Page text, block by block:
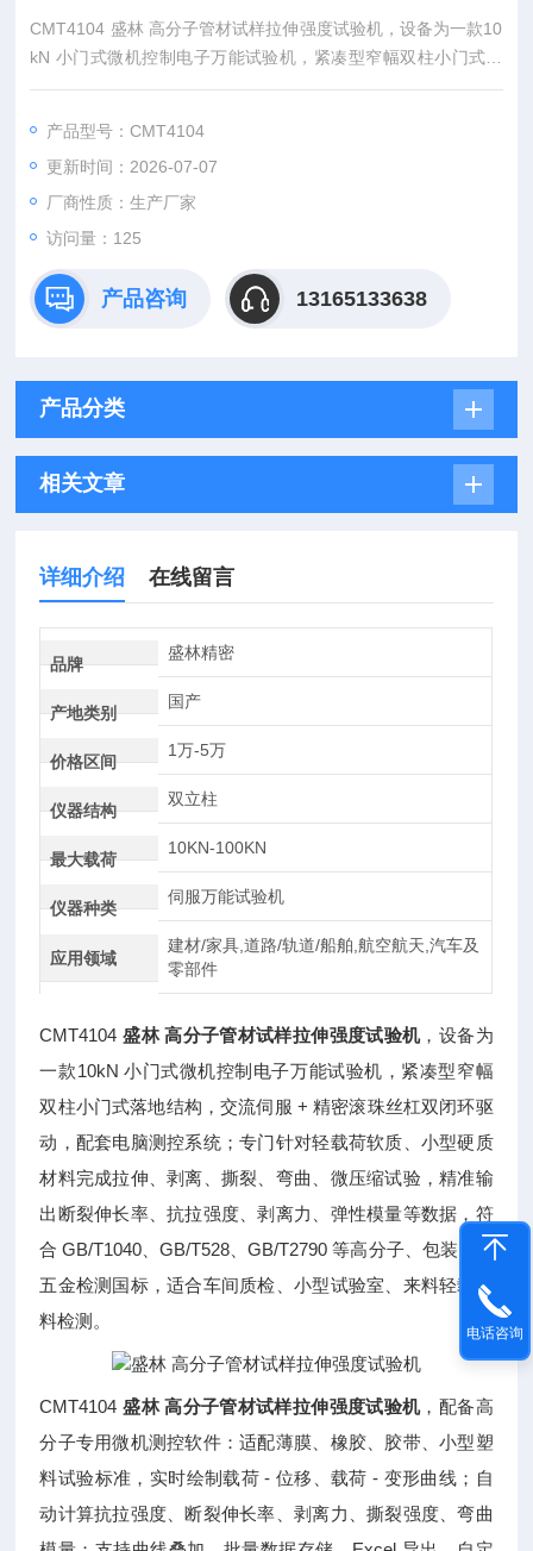
CMT4104 ‌盛林 高分子管材试样拉伸强度试验机，设备为一款10
kN 小门式微机控制电子万能试验机，紧凑型窄幅双柱小门式落
地结构，交流伺服 + 精密滚珠丝杠双闭环驱动，配套电脑测控系
裂、弯曲、微压缩试验，精准输出断裂伸长率、抗拉强度、剥离
力、弹性模量等数据，符合 GB/T1040、GB/T528、GB/T2790
等高分子、包装、小五金检测
产品型号：CMT4104
更新时间：2026-07-07
厂商性质：生产厂家
访问量：125
产品咨询 13165133638
产品分类
相关文章
详细介绍 在线留言
品牌
盛林精密
产地类别
国产
价格区间
1万-5万
仪器结构
双立柱
最大载荷
10KN-100KN
仪器种类
伺服万能试验机
应用领域
建材/家具,道路/轨道/船舶,航空航天,汽车及
零部件
CMT4104 ‌盛林 高分子管材试样拉伸强度试验机，设备为
一款10kN 小门式微机控制电子万能试验机，紧凑型窄幅
双柱小门式落地结构，交流伺服 + 精密滚珠丝杠双闭环驱
动，配套电脑测控系统；专门针对轻载荷软质、小型硬质
材料完成拉伸、剥离、撕裂、弯曲、微压缩试验，精准输
出断裂伸长率、抗拉强度、剥离力、弹性模量等数据，符
合 GB/T1040、GB/T528、GB/T2790 等高分子、包装、小
五金检测国标，适合车间质检、小型试验室、来料轻载材
料检测。
CMT4104 ‌盛林 高分子管材试样拉伸强度试验机，配备高
分子专用微机测控软件：适配薄膜、橡胶、胶带、小型塑
料试验标准，实时绘制载荷 - 位移、载荷 - 变形曲线；自
动计算抗拉强度、断裂伸长率、剥离力、撕裂强度、弯曲
电话咨询